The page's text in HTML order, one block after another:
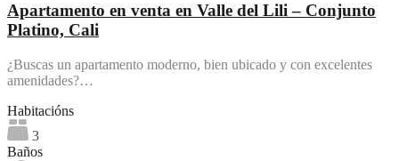
Apartamento en venta en Valle del Lili – Conjunto
Platino, Cali
¿Buscas un apartamento moderno, bien ubicado y con excelentes
amenidades?…
Habitacións
3
Baños